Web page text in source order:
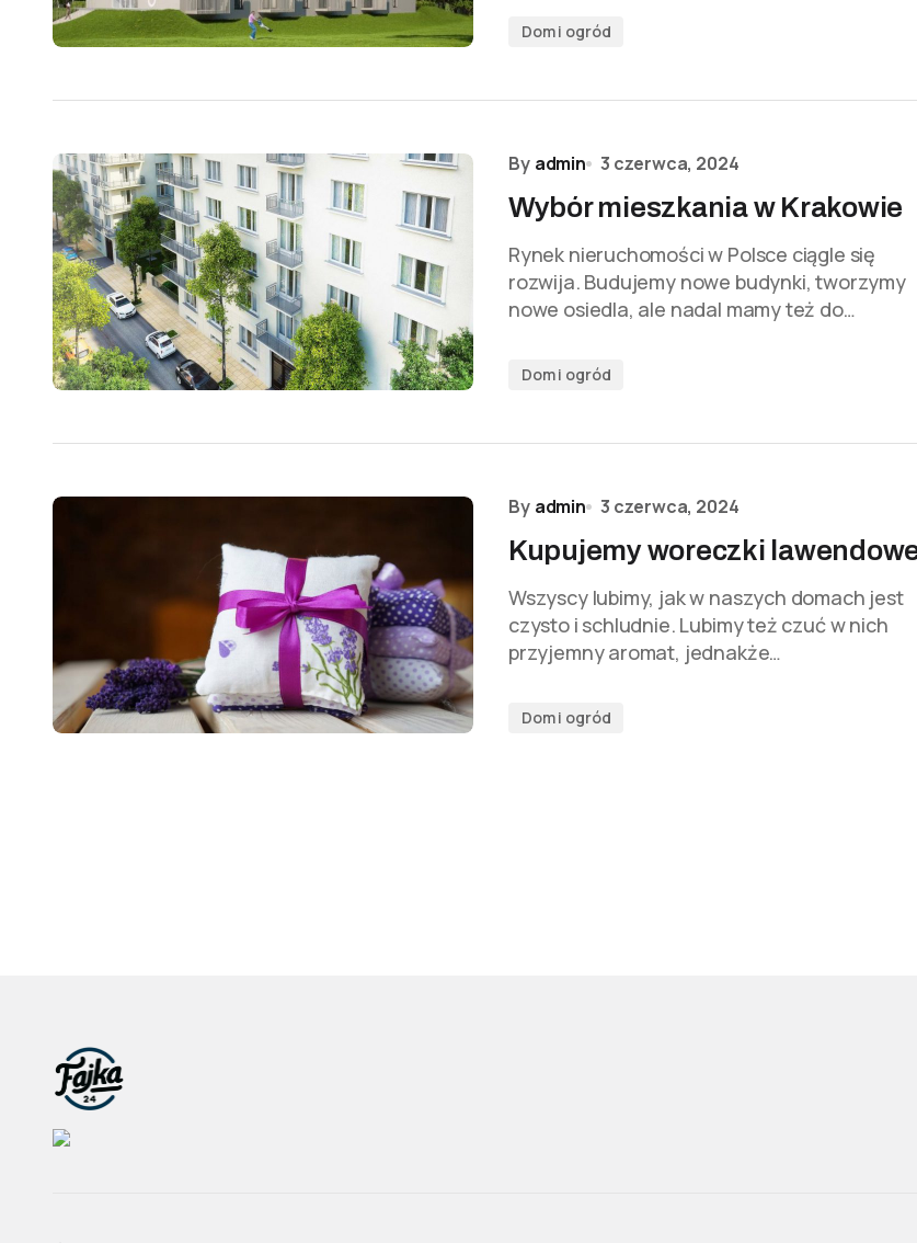
Dom i ogród
By admin 3 czerwca, 2024
Wybór mieszkania w Krakowie
Rynek nieruchomości w Polsce ciągle się
rozwija. Budujemy nowe budynki, tworzymy
nowe osiedla, ale nadal mamy też do…
Dom i ogród
By admin 3 czerwca, 2024
Kupujemy woreczki
Wszyscy lubimy, jak w naszych domach jest
czysto i schludnie. Lubimy też czuć w nich
przyjemny aromat, jednakże…
Dom i ogród